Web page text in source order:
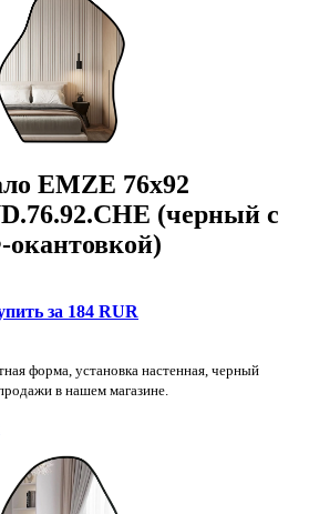
EMZE 76x92
(черный с
за 184 RUR
форма, установка настенная, черный
в нашем магазине.